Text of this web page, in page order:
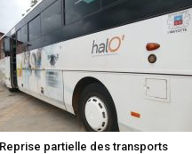
Reprise partielle des transports